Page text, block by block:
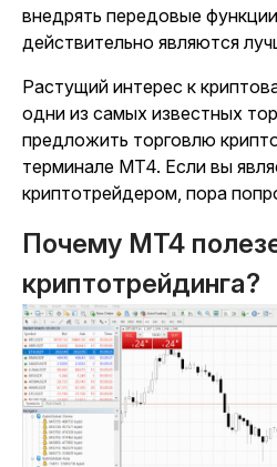
внедрять передовые
действительно являются
Растущий интерес к
одни из самых известных
предложить торговлю
терминале MT4. Если вы
криптотрейдером, пора
Почему MT4
криптотрейдинга?